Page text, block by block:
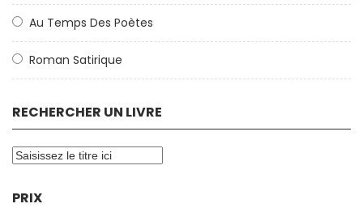
Au Temps Des Poètes
Roman Satirique
RECHERCHER UN LIVRE
PRIX